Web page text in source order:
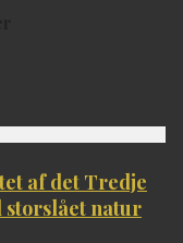
af det Tredje
natur